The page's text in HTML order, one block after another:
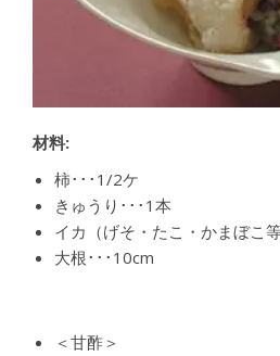
材料:
柿･･･1/2ケ
きゅうり･･･1本
イカ（げそ・たこ・かまぼこ
大根･･･10cm
＜甘酢＞